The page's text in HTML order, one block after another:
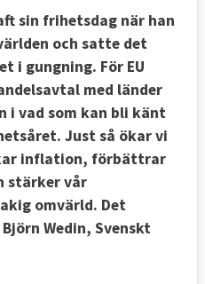
sin frihetsdag när han
och satte det
i gungning. För EU
med länder
i vad som kan bli känt
Just så ökar vi
inflation, förbättrar
stärker vår
omvärld. Det
Wedin, Svenskt